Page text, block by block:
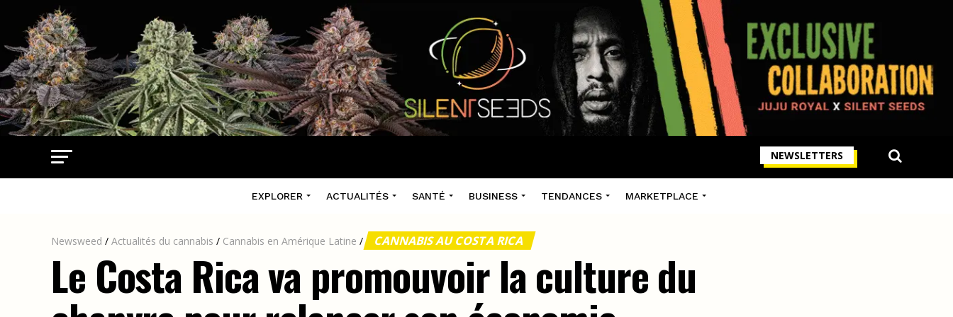
NEWSLETTERS
EXPLORER ACTUALITÉS SANTÉ BUSINESS TENDANCES MARKETPLACE
Newsweed / Actualités du cannabis / Cannabis en Amérique Latine / CANNABIS AU COSTA RICA
Le Costa Rica va promouvoir la culture du